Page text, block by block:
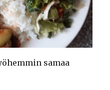
samaa